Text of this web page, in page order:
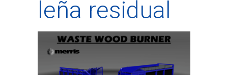
leña residual